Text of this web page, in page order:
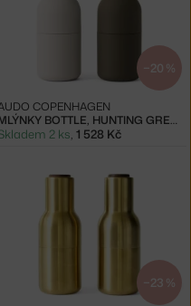
−20 %
MLÝNKY BOTTLE, HUNTING GREEN-BEIGE
COPENHAGEN
2 ks 1 528 Kč
−23 %